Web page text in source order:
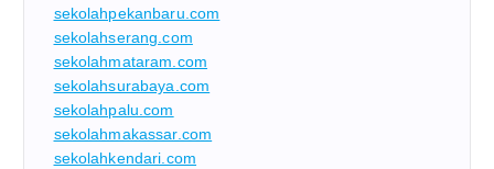
sekolahpekanbaru.com
sekolahserang.com
sekolahmataram.com
sekolahsurabaya.com
sekolahpalu.com
sekolahmakassar.com
sekolahkendari.com